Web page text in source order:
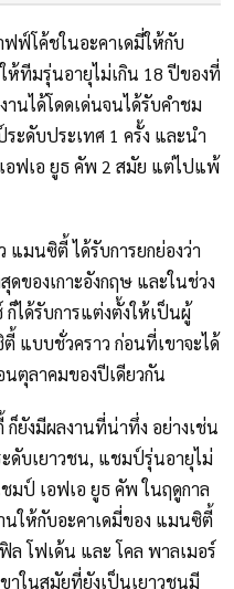
ฟ์โค้ชในอะคาเดมี่ให้กับ
ทีมรุ่นอายุไม่เกิน 18 ปีของที่
นได้โดดเด่นจนได้รับคำชม
ะดับประเทศ 1 ครั้ง และนำ
อฟเอ ยูธ คัพ 2 สมัย แต่ไปแพ้
แมนซิตี้ ได้รับการยกย่องว่า
ของเกาะอังกฤษ และในช่วง
ได้รับการแต่งตั้งให้เป็นผู้
แบบชั่วคราว ก่อนที่เขาจะได้
ตุลาคมของปีเดียวกัน
ยังมีผลงานที่น่าทึ่ง อย่างเช่น
ดับเยาวชน, แชมป์รุ่นอายุไม่
มป์ เอฟเอ ยูธ คัพ ในฤดูกาล
นให้กับอะคาเดมี่ของ แมนซิตี้
ล โฟเด้น และ โคล พาลเมอร์
าในสมัยที่ยังเป็นเยาวชนมี